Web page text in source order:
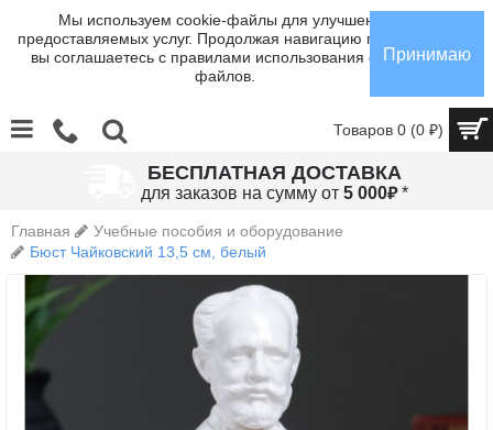
Мы используем cookie-файлы для улучшения
предоставляемых услуг. Продолжая навигацию по сайту,
вы соглашаетесь с правилами использования cookie-
файлов.
Принимаю
Товаров 0 (0 ₽)
БЕСПЛАТНАЯ ДОСТАВКА
для заказов на сумму от 5 000₽*
Главная
Учебные пособия и оборудование
Бюст Чайковский 13,5 см, белый